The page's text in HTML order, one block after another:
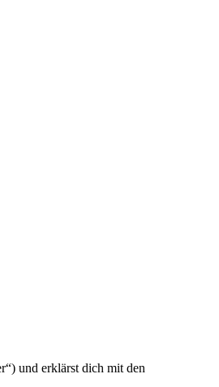
und erklärst dich mit den